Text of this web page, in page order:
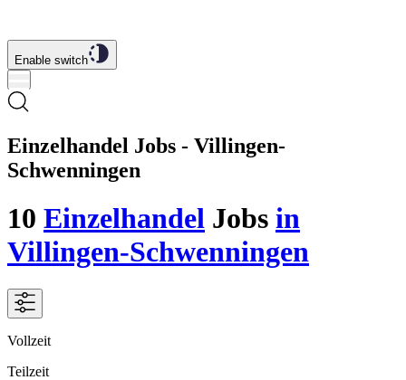
Enable switch
Einzelhandel Jobs - Villingen-
Schwenningen
10 Einzelhandel Jobs in
Villingen-Schwenningen
Vollzeit
Teilzeit